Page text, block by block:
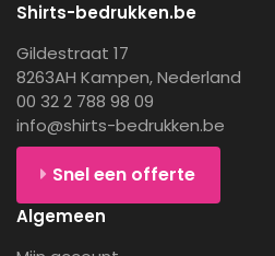
Shirts-bedrukken.be
Gildestraat 17
8263AH Kampen, Nederland
00 32 2 788 98 09
info@shirts-bedrukken.be
Snel een offerte
Algemeen